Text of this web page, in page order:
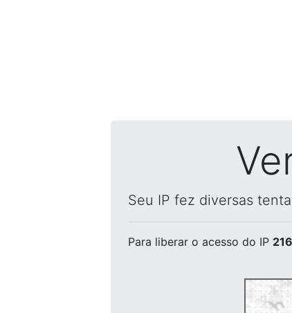
Seu IP fez diversas
Para liberar o acesso do IP